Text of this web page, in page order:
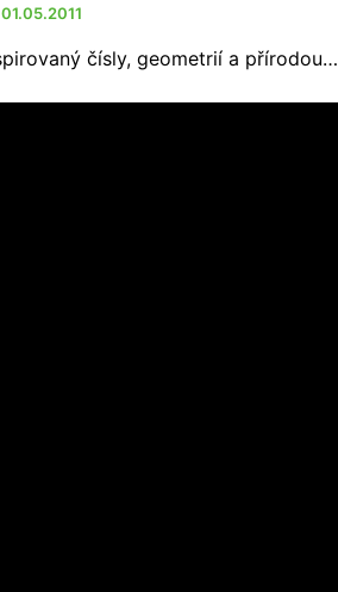
01.05.2011
čísly, geometrií a přírodou…